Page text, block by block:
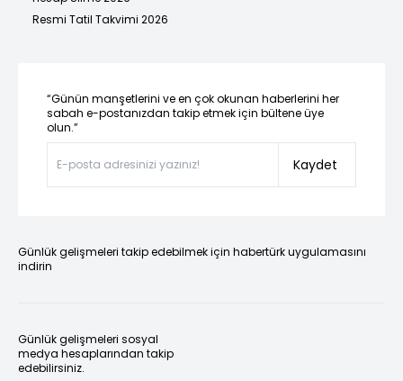
Resmi Tatil Takvimi 2026
“Günün manşetlerini ve en çok okunan haberlerini her
sabah e-postanızdan takip etmek için bültene üye
olun.”
Kaydet
Günlük gelişmeleri takip edebilmek için habertürk uygulamasını
indirin
Günlük gelişmeleri sosyal
medya hesaplarından takip
edebilirsiniz.